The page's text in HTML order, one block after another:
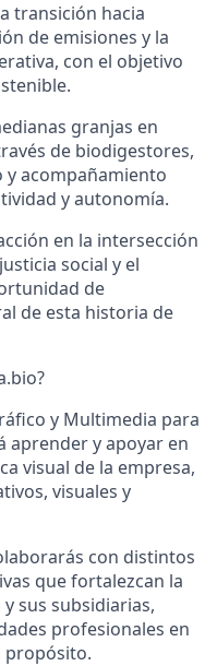
transición hacia
de emisiones y la
con el objetivo
granjas en
de biodigestores,
acompañamiento
y autonomía.
en la intersección
social y el
de
de esta historia de
y Multimedia para
aprender y apoyar en
visual de la empresa,
visuales y
con distintos
que fortalezcan la
sus subsidiarias,
profesionales en
propósito.